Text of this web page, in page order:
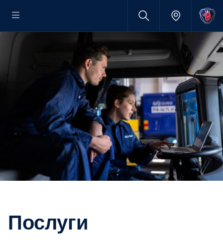
Послуги